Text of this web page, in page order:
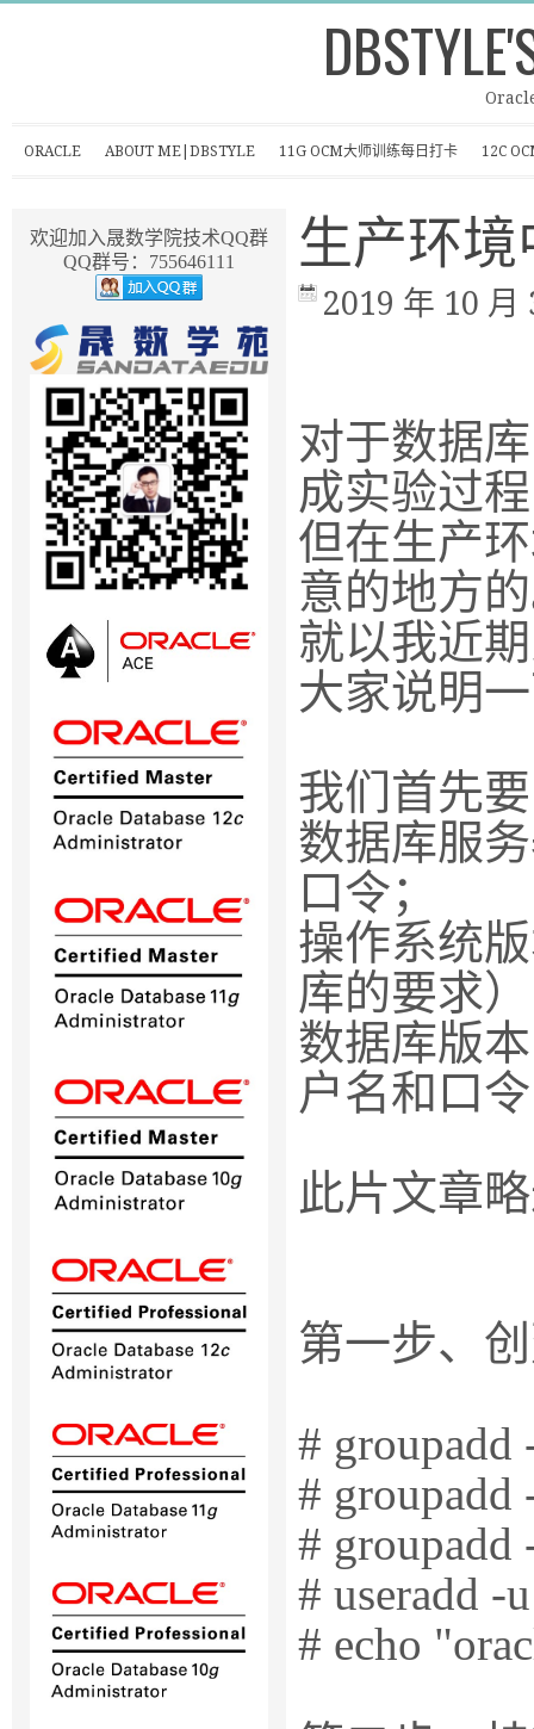
ORACLE ABOUT ME|DBSTYLE 11G OCM大师训练每日打卡 12C
生产环境
2019 年 10 月
对于数据
成实验过
但在生产
意的地方
就以我近
大家说明
我们首先
数据库服
口令；
操作系统
库的要求）
数据库版
户名和口
此片文章
第一步、
# groupadd
# groupadd
# groupadd
# useradd -
# echo
欢迎加入晟数学院技术QQ群
QQ群号：755646111